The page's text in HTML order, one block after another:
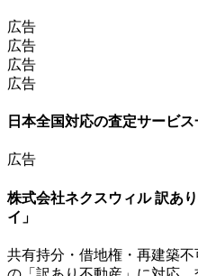
広告
広告
広告
広告
日本全国対応の査定サービス
広告
株式会社ネクスウィル 訳あ
イ」
共有持分・借地権・再建築